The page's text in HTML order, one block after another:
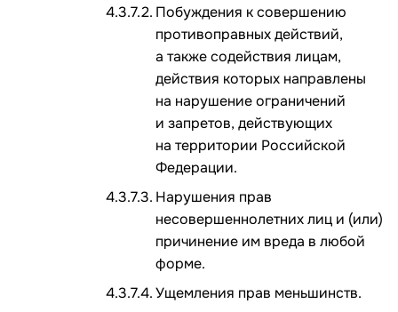
Побуждения к совершению
противоправных действий,
а также содействия лицам,
действия которых направлены
на нарушение ограничений
и запретов, действующих
на территории Российской
Федерации.
Нарушения прав
несовершеннолетних лиц и (или)
причинение им вреда в любой
форме.
Ущемления прав меньшинств.